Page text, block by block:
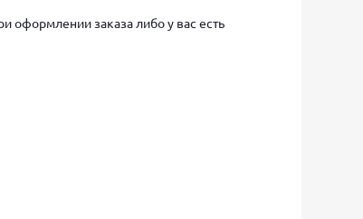
оформлении заказа либо у вас есть